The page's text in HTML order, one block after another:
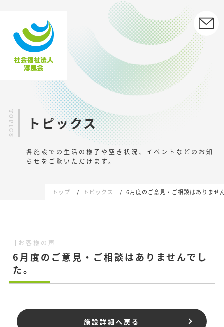
トピックス
各施設での生活の様子や空き状況、イベントなどの お知
らせをご覧いただけます。
トップ トピックス 6月度のご意見・ご相談はありませ
お客様の声
6月度のご意見・ご相談はありませんでし
た。
施設詳細へ戻る